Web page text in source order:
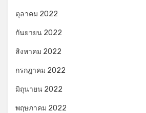
ตุลาคม 2022
กันยายน 2022
สิงหาคม 2022
กรกฎาคม 2022
มิถุนายน 2022
พฤษภาคม 2022